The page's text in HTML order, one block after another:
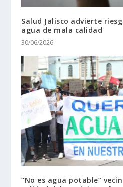
Salud Jalisco advierte
agua de mala calidad
30/06/2026
“No es agua potable”